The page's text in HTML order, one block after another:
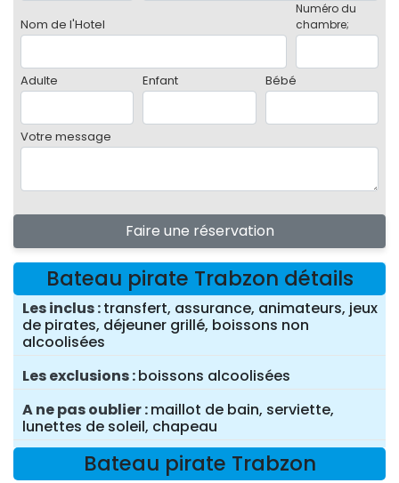
Nom de l'Hotel
Numéro du
chambre;
Adulte Enfant Bébé
Votre message
Faire une réservation
Bateau pirate Trabzon détails
Les inclus transfert, assurance, animateurs, jeux
de pirates, déjeuner grillé, boissons non
alcoolisées
Les exclusions boissons alcoolisées
A ne pas oublier maillot de bain, serviette,
lunettes de soleil, chapeau
Bateau pirate Trabzon